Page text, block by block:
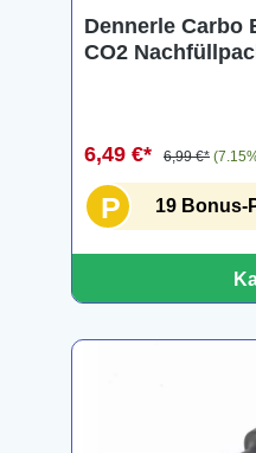
Dennerle Carbo
CO2
6,49 €* 6,99 €*
P 19 Bonus-